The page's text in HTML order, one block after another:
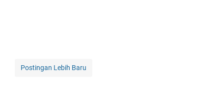
Postingan Lebih Baru